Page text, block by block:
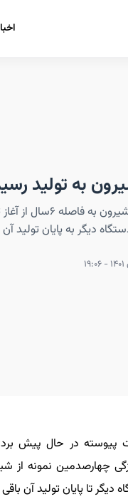
به تولید
چهارصدمین نمونه تولیدی بوگاتی
پیوسته در حال پیش
چهارصدمین نمونه از